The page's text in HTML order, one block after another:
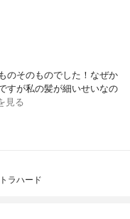
のそのものでした！なぜか
すが私の髪が細いせいなの
見る
ラハード